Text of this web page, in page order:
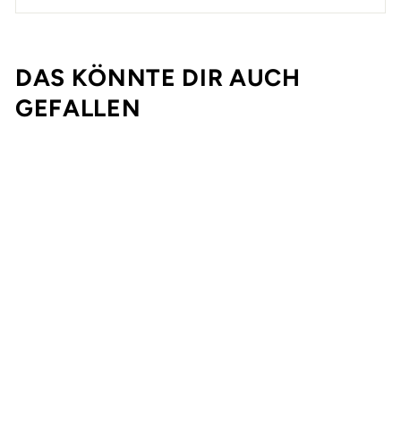
DAS KÖNNTE DIR AUCH
GEFALLEN